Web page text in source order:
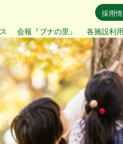
採用
会報『ブナの里』 各施設利